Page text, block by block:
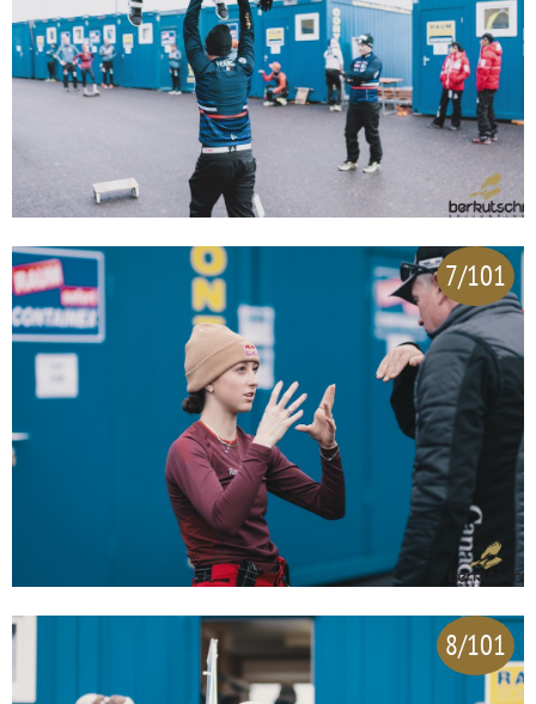
7/101
8/101